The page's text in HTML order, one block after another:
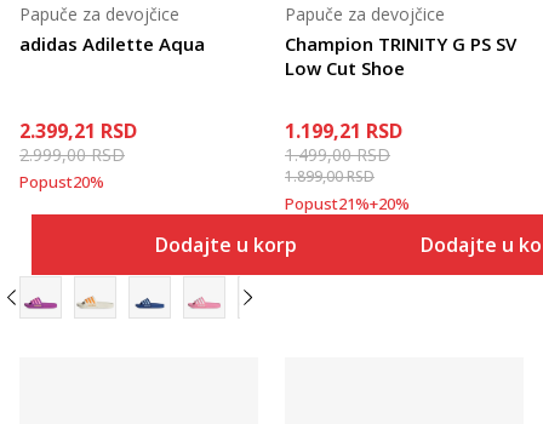
adidas Adilette Aqua
Papuče za devojčice
2.399,21 RSD
2.999,00RSD
Popust20%
Dodajte u korpu
Champion TRINITY G PS SV
Low Cut Shoe
Papuče za devojčice
1.199,21 RSD
1.499,00RSD
1.899,00RSD
Popust21%+20%
Dodajte u